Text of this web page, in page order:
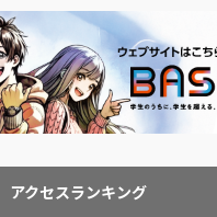
アクセスランキング